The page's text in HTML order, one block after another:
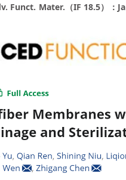
Funct. Mater.（IF 18.5）：